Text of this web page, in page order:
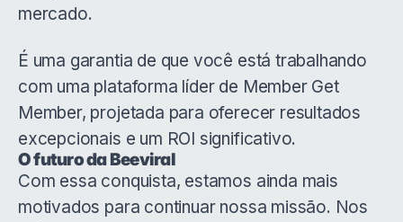
mercado.
É uma garantia de que você está trabalhando
com uma plataforma líder de Member Get
Member, projetada para oferecer resultados
excepcionais e um ROI significativo.
O futuro da Beeviral
Com essa conquista, estamos ainda mais
motivados para continuar nossa missão. Nos